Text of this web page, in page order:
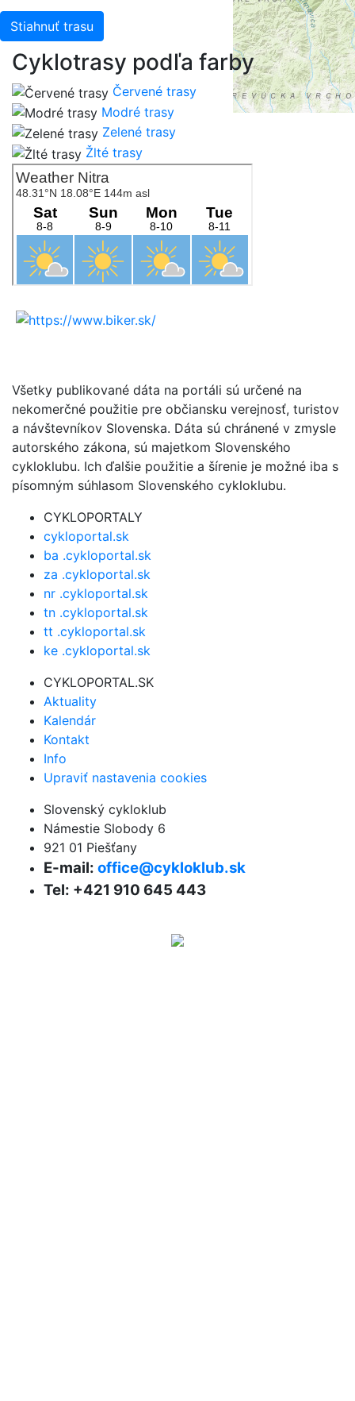
Stiahnuť trasu
Cyklotrasy podľa farby
Červené trasy
Modré trasy
Zelené trasy
Žlté trasy
Všetky publikované dáta na portáli sú určené na
nekomerčné použitie pre občiansku verejnosť, turistov
a návštevníkov Slovenska. Dáta sú chránené v zmysle
autorského zákona, sú majetkom Slovenského
cykloklubu. Ich ďalšie použitie a šírenie je možné iba s
písomným súhlasom Slovenského cykloklubu.
CYKLOPORTALY
cykloportal.sk
ba .cykloportal.sk
za .cykloportal.sk
nr .cykloportal.sk
tn .cykloportal.sk
tt .cykloportal.sk
ke .cykloportal.sk
CYKLOPORTAL.SK
Aktuality
Kalendár
Kontakt
Info
Upraviť nastavenia cookies
Slovenský cykloklub
Námestie Slobody 6
921 01 Piešťany
E-mail: office@cykloklub.sk
Tel: +421 910 645 443